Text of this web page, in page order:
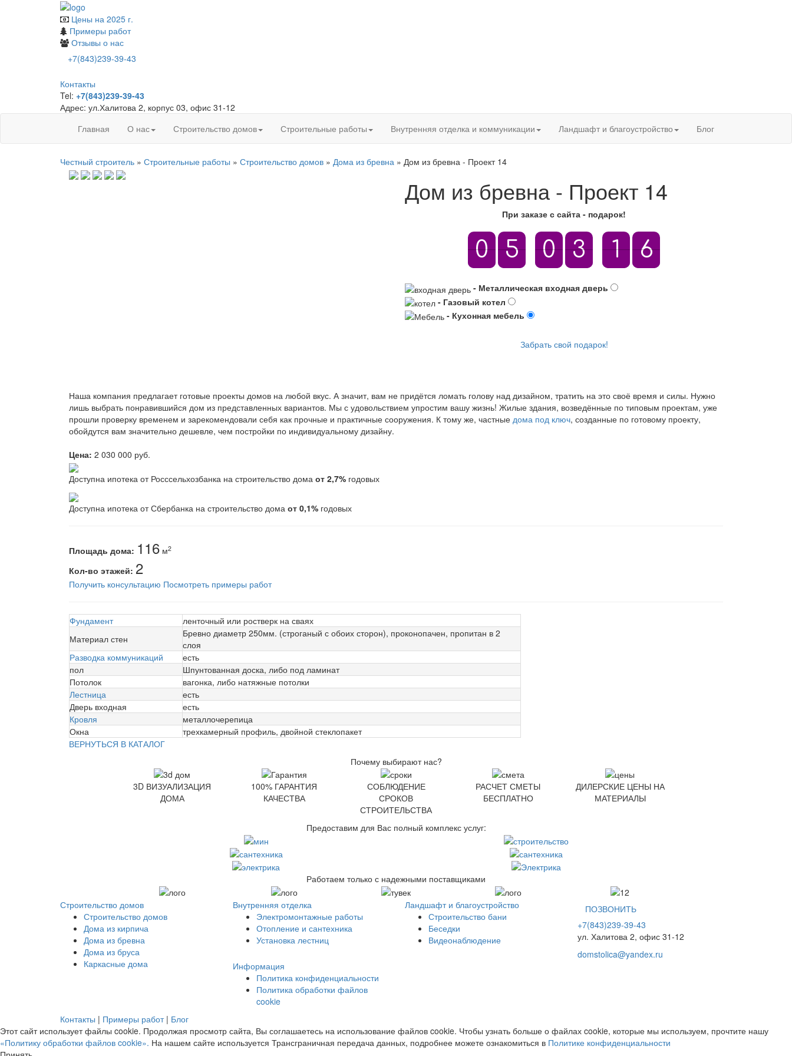
Цены на 2025 г.
Примеры работ
Отзывы о нас
+7(843)239-39-43
Контакты
Tel: +7(843)239-39-43
Адрес: ул.Халитова 2, корпус 03, офис 31-12
Главная
О нас Строительство домов Строительные работы Внутренняя отделка и коммуникации Ландшафт и благоустройство Блог
Честный строитель » Строительные работы » Строительство домов » Дома из бревна » Дом из бревна - Проект 14
Дом из бревна - Проект 14
При заказе с сайта - подарок!
0
0 5
5 0
0 3
3 2
1
1
2 6
5
5
6
- Металлическая входная дверь
- Газовый котел
- Кухонная мебель
Забрать свой подарок!
Наша компания предлагает готовые проекты домов на любой вкус. А значит, вам не придётся ломать голову над дизайном, тратить на это своё время и силы. Нужно
лишь выбрать понравившийся дом из представленных вариантов. Мы с удовольствием упростим вашу жизнь! Жилые здания, возведённые по типовым проектам, уже
прошли проверку временем и зарекомендовали себя как прочные и практичные сооружения. К тому же, частные дома под ключ, созданные по готовому проекту,
обойдутся вам значительно дешевле, чем постройки по индивидуальному дизайну.
Цена: 2 030 000 руб.
Доступна ипотека от Росссельхозбанка на строительство дома от 2,7% годовых
Доступна ипотека от Сбербанка на строительство дома от 0,1% годовых
Площадь дома: 116 м2
Кол-во этажей: 2
Получить консультацию Посмотреть примеры работ
Фундамент
ленточный или ростверк на сваях
Материал стен
Бревно диаметр 250мм. (строганый с обоих сторон), проконопачен, пропитан в 2
слоя
Разводка коммуникаций
есть
пол
Шпунтованная доска, либо под ламинат
Потолок
вагонка, либо натяжные потолки
Лестница
есть
Дверь входная
есть
Кровля
металлочерепица
Окна
трехкамерный профиль, двойной стеклопакет
ВЕРНУТЬСЯ В КАТАЛОГ
Почему выбирают нас?
3D ВИЗУАЛИЗАЦИЯ
ДОМА
100% ГАРАНТИЯ
КАЧЕСТВА
СОБЛЮДЕНИЕ
СРОКОВ
СТРОИТЕЛЬСТВА
РАСЧЕТ СМЕТЫ
БЕСПЛАТНО
ДИЛЕРСКИЕ ЦЕНЫ НА
МАТЕРИАЛЫ
Предоставим для Вас полный комплекс услуг:
Работаем только с надежными поставщиками
Строительство домов
Строительство домов
Дома из кирпича
Дома из бревна
Дома из бруса
Каркасные дома
Внутренняя отделка
Электромонтажные работы
Отопление и сантехника
Установка лестниц
Ландшафт и благоустройство
Строительство бани
Беседки
Видеонаблюдение
ПОЗВОНИТЬ
+7(843)239-39-43
ул. Халитова 2, офис 31-12
domstolica@yandex.ru
Информация
Политика конфиденциальности
Политика обработки файлов
cookie
Контакты | Примеры работ| Блог
Этот сайт использует файлы cookie. Продолжая просмотр сайта, Вы соглашаетесь на использование файлов cookie. Чтобы узнать больше о файлах cookie, которые мы используем, прочтите нашу
«Политику обработки файлов cookie». На нашем сайте используется Трансграничная передача данных, подробнее можете ознакомиться в Политике конфиденциальности